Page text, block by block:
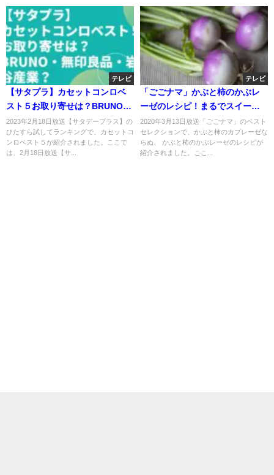
テレビ
【サタプラ】カセットコンロベ
スト５お取り寄せは？BRUNO・
無印良品・岩谷産業？
2023年2月18日放送【サタデープラス】の
ひたすら試してランキングで、カセットコ
ンロベスト５が紹介されました。ここで
は、2月18日放送【サ...
テレビ
「ごごナマ」かぶと柿のかぶレ
ーゼのレシピ！まるでスイー
ツ！
2020年3月13日放送「ごごナマ」のベスト
セレクションで、かぶと柿のカプレーゼな
らぬ、 かぶと柿のかぶレーゼのレシピが
紹介されました。ここ...